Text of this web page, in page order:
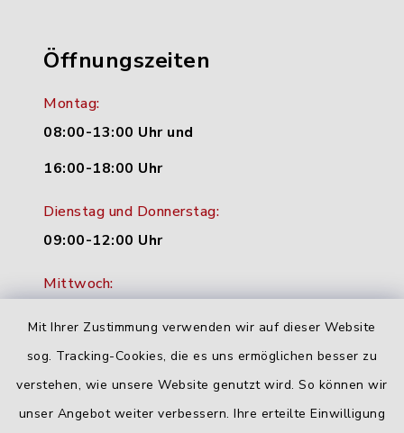
Mit Ihrer Zustimmung verwenden wir auf dieser Website
sog. Tracking-Cookies, die es uns ermöglichen besser zu
verstehen, wie unsere Website genutzt wird. So können wir
unser Angebot weiter verbessern. Ihre erteilte Einwilligung
Öffnungszeiten
Montag:
08:00-13:00 Uhr und
16:00-18:00 Uhr
Dienstag und Donnerstag:
09:00-12:00 Uhr
Mittwoch:
Freitag:
geschlossen